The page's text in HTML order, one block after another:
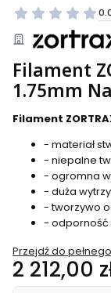
Filament
1.75mm
Filament
- materiał
- niepalne
- ogromna
- duża
- tworzywo
- odporność
Przejdź do
Cena
2 212,00